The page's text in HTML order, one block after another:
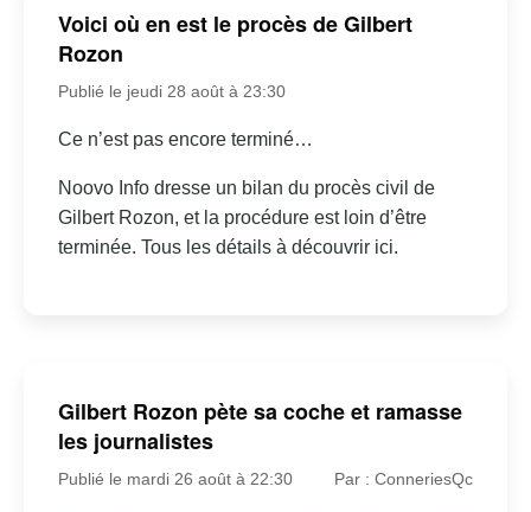
Voici où en est le procès de Gilbert
Rozon
Publié le jeudi 28 août à 23:30
Ce n’est pas encore terminé…
Noovo Info dresse un bilan du procès civil de
Gilbert Rozon, et la procédure est loin d’être
terminée. Tous les détails à découvrir ici.
Gilbert Rozon pète sa coche et ramasse
les journalistes
Publié le mardi 26 août à 22:30 Par : ConneriesQc